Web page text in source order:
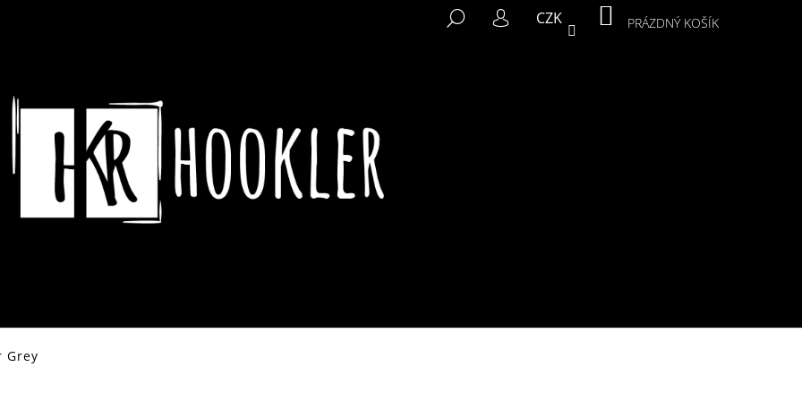
HLEDAT
PŘIHLÁŠENÍ
CZK NÁKUPNÍ
KOŠÍK
PRÁZDNÝ KOŠÍK
Grey
CO POTŘEBUJETE NAJÍT?
HLEDAT
Následující